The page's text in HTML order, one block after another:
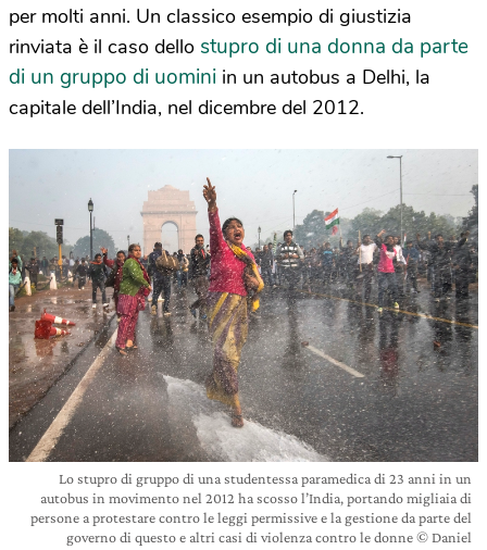
per molti anni. Un classico esempio di giustizia
rinviata è il caso dello stupro di una donna da parte
di un gruppo di uomini in un autobus a Delhi, la
capitale dell’India, nel dicembre del 2012.
Lo stupro di gruppo di una studentessa paramedica di 23 anni in un
autobus in movimento nel 2012 ha scosso l’India, portando migliaia di
persone a protestare contro le leggi permissive e la gestione da parte del
governo di questo e altri casi di violenza contro le donne © Daniel